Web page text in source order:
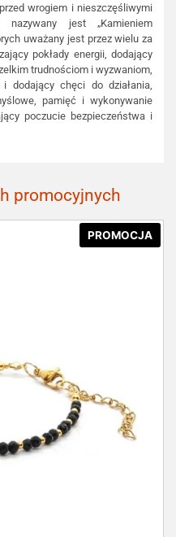
wrogiem i nieszczęśliwymi
jest „Kamieniem
uważany jest przez wielu za
pokłady energii, dodający
trudnościom i wyzwaniom,
dodający chęci do działania,
pamięć i wykonywanie
poczucie bezpieczeństwa i
promocyjnych
PROMOCJA